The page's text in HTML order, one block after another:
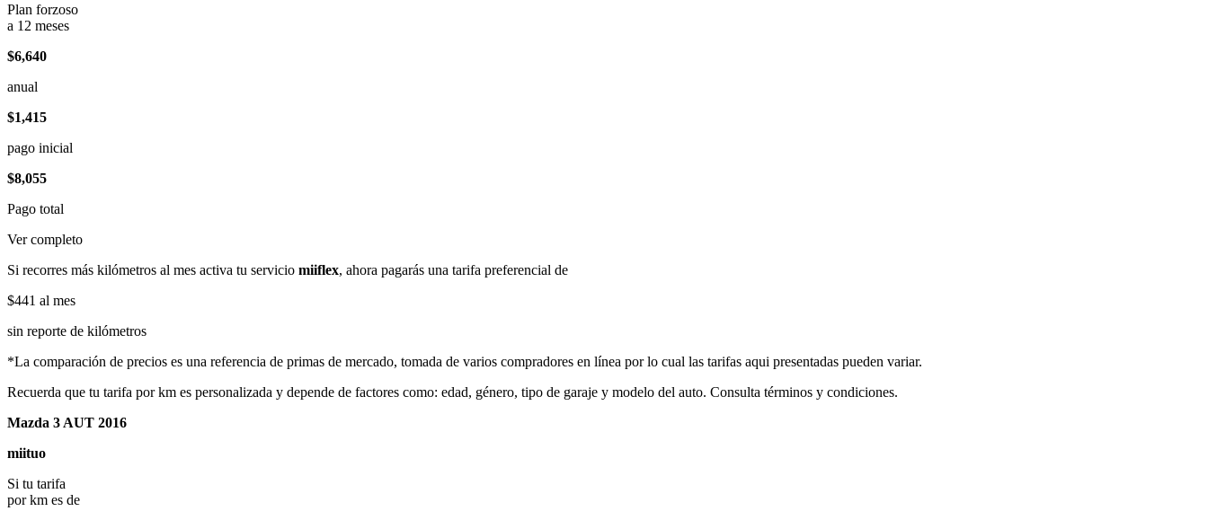
Plan forzoso
a 12 meses
$6,640
anual
$1,415
pago inicial
$8,055
Pago total
Ver completo
Si recorres más kilómetros al mes activa tu servicio miiflex, ahora pagarás una tarifa preferencial de
$441 al mes
sin reporte de kilómetros
*La comparación de precios es una referencia de primas de mercado, tomada de varios compradores en línea por lo cual las tarifas aqui presentadas pueden variar.
Recuerda que tu tarifa por km es personalizada y depende de factores como: edad, género, tipo de garaje y modelo del auto. Consulta términos y condiciones.
Mazda 3 AUT 2016
miituo
Si tu tarifa
por km es de